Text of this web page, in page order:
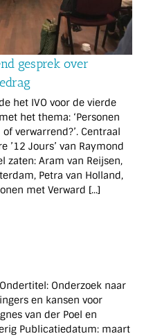
gesprek over
het IVO voor de vierde
het thema: ‘Personen
verwarrend?’. Centraal
’12 Jours’ van Raymond
zaten: Aram van Reijsen,
Petra van Holland,
met Verward [...]
Onderzoek naar
en kansen voor
van der Poel en
Publicatiedatum: maart